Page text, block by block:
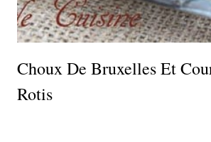
Choux De Bruxelles Et
Rotis